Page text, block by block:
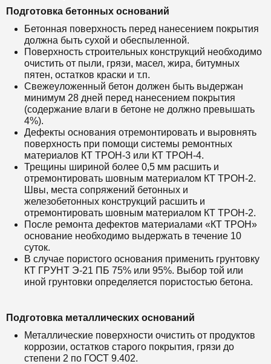
Подготовка бетонных оснований
Бетонная поверхность перед нанесением покрытия
должна быть сухой и обеспыленной.
Поверхность строительных конструкций необходимо
очистить от пыли, грязи, масел, жира, битумных
пятен, остатков краски и т.п.
Свежеуложенный бетон должен быть выдержан
минимум 28 дней перед нанесением покрытия
(содержание влаги в бетоне не должно превышать
4%).
Дефекты основания отремонтировать и выровнять
поверхность при помощи системы ремонтных
материалов КТ ТРОН-3 или КТ ТРОН-4.
Трещины шириной более 0,5 мм расшить и
отремонтировать шовным материалом КТ ТРОН-2.
Швы, места сопряжений бетонных и
железобетонных конструкций расшить и
отремонтировать шовным материалом КТ ТРОН-2.
После ремонта дефектов материалами «КТ ТРОН»
основание необходимо выдержать в течение 10
суток.
В случае пористого основания применить грунтовку
КТ ГРУНТ Э-21 ПБ 75% или 95%. Выбор той или
иной грунтовки определяется пористостью бетона.
Подготовка металлических оснований
Металлические поверхности очистить от продуктов
коррозии, остатков старого покрытия, грязи до
степени 2 по ГОСТ 9.402.